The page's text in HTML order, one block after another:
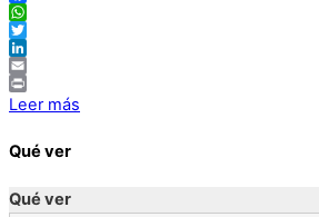
Facebook
WhatsApp
Twitter
LinkedIn
Email
Print
Leer más
Qué ver
Qué ver